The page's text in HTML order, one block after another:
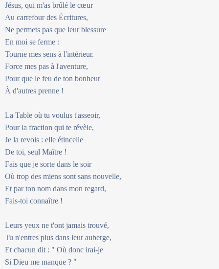
Jésus, qui m'as brûlé le cœur
Au carrefour des Écritures,
Ne permets pas que leur blessure
En moi se ferme :
Tourne mes sens à l'intérieur.
Force mes pas à l'aventure,
Pour que le feu de ton bonheur
À d'autres prenne !
La Table où tu voulus t'asseoir,
Pour la fraction qui te révèle,
Je la revois : elle étincelle
De toi, seul Maître !
Fais que je sorte dans le soir
Où trop des miens sont sans nouvelle,
Et par ton nom dans mon regard,
Fais-toi connaître !
Leurs yeux ne t'ont jamais trouvé,
Tu n'entres plus dans leur auberge,
Et chacun dit : " Où donc irai-je
Si Dieu me manque ? "